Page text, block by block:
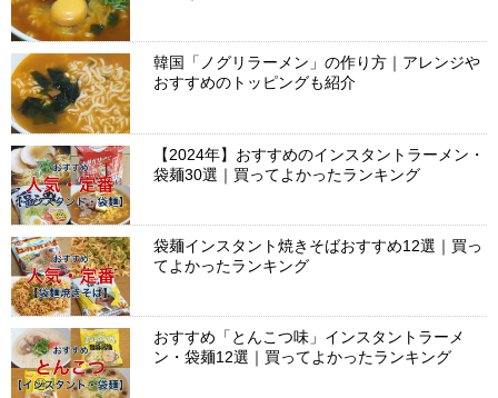
韓国「ノグリラーメン」の作り方｜アレンジや
おすすめのトッピングも紹介
【2024年】おすすめのインスタントラーメン・
袋麺30選｜買ってよかったランキング
袋麺インスタント焼きそばおすすめ12選｜買っ
てよかったランキング
おすすめ「とんこつ味」インスタントラーメ
ン・袋麺12選｜買ってよかったランキング